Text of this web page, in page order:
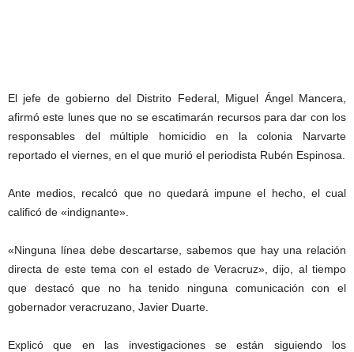
El jefe de gobierno del Distrito Federal, Miguel Ángel Mancera,
afirmó este lunes que no se escatimarán recursos para dar con los
responsables del múltiple homicidio en la colonia Narvarte
reportado el viernes, en el que murió el periodista Rubén Espinosa.
Ante medios, recalcó que no quedará impune el hecho, el cual
calificó de «indignante».
«Ninguna línea debe descartarse, sabemos que hay una relación
directa de este tema con el estado de Veracruz», dijo, al tiempo
que destacó que no ha tenido ninguna comunicación con el
gobernador veracruzano, Javier Duarte.
Explicó que en las investigaciones se están siguiendo los